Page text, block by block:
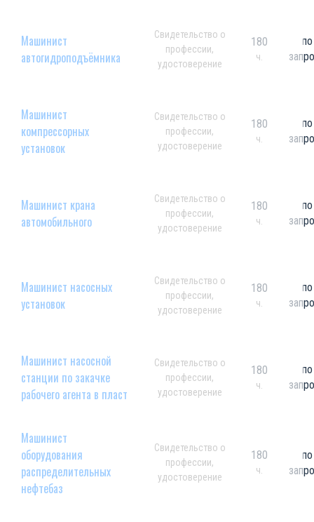
Машинист
автогидроподъёмника
Свидетельство о
профессии,
удостоверение
180
ч.
по
Машинист
компрессорных
установок
Свидетельство о
профессии,
удостоверение
180
ч.
по
Машинист крана
автомобильного
Свидетельство о
профессии,
удостоверение
180
ч.
по
Машинист насосных
установок
Свидетельство о
профессии,
удостоверение
180
ч.
по
Машинист насосной
станции по закачке
рабочего агента в пласт
Свидетельство о
профессии,
удостоверение
180
ч.
по
Машинист
оборудования
распределительных
нефтебаз
Свидетельство о
профессии,
удостоверение
180
ч.
по